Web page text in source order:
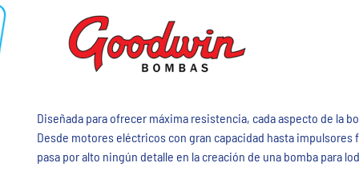
Diseñada para ofrecer máxima resistencia, cada aspecto de la
Desde motores eléctricos con gran capacidad hasta
pasa por alto ningún detalle en la creación de una bomba para